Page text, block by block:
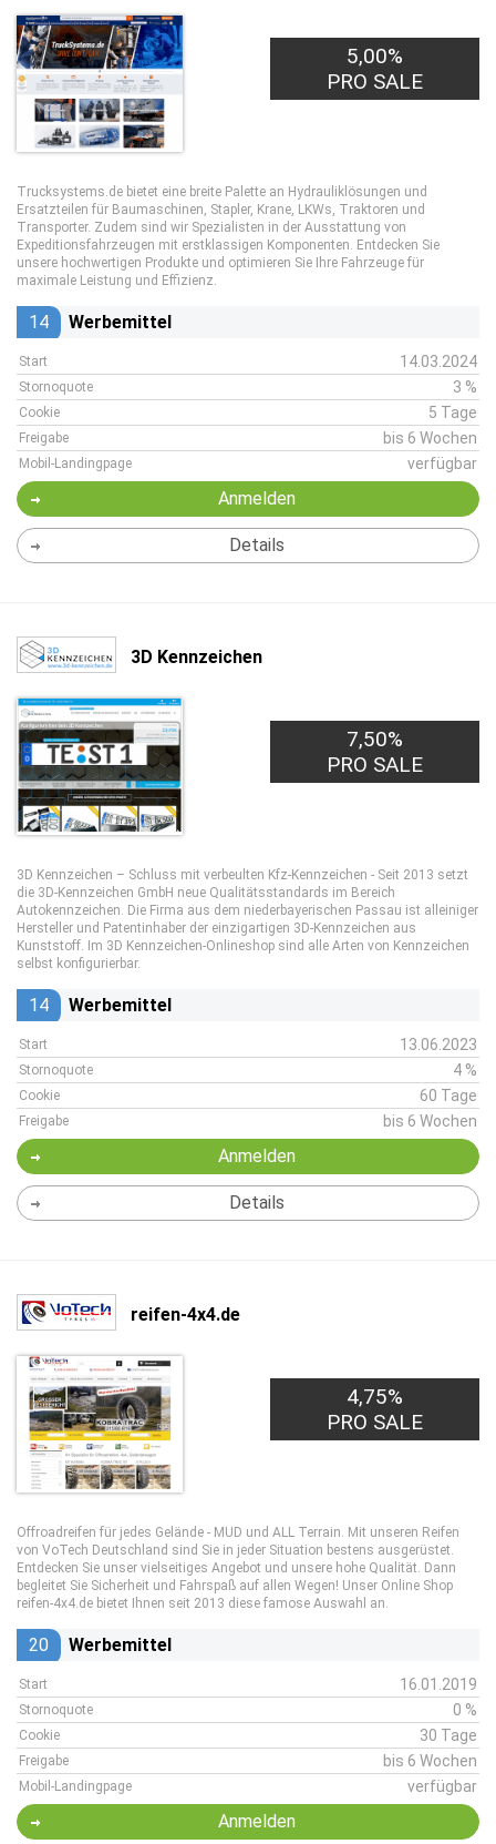
5,00%
PRO SALE
Trucksystems.de bietet eine breite Palette an Hydrauliklösungen und
Ersatzteilen für Baumaschinen, Stapler, Krane, LKWs, Traktoren und
Transporter. Zudem sind wir Spezialisten in der Ausstattung von
Expeditionsfahrzeugen mit erstklassigen Komponenten. Entdecken Sie
unsere hochwertigen Produkte und optimieren Sie Ihre Fahrzeuge für
maximale Leistung und Effizienz.
14 Werbemittel
Start 14.03.2024
Stornoquote 3 %
Cookie 5 Tage
Freigabe bis 6 Wochen
Mobil-Landingpage verfügbar
Anmelden
Details
3D Kennzeichen
7,50%
PRO SALE
3D Kennzeichen – Schluss mit verbeulten Kfz-Kennzeichen - Seit 2013 setzt
die 3D-Kennzeichen GmbH neue Qualitätsstandards im Bereich
Autokennzeichen. Die Firma aus dem niederbayerischen Passau ist alleiniger
Hersteller und Patentinhaber der einzigartigen 3D-Kennzeichen aus
Kunststoff. Im 3D Kennzeichen-Onlineshop sind alle Arten von Kennzeichen
selbst konfigurierbar.
14 Werbemittel
Start 13.06.2023
Stornoquote 4 %
Cookie 60 Tage
Freigabe bis 6 Wochen
Anmelden
Details
reifen-4x4.de
4,75%
PRO SALE
Offroadreifen für jedes Gelände - MUD und ALL Terrain. Mit unseren Reifen
von VoTech Deutschland sind Sie in jeder Situation bestens ausgerüstet.
Entdecken Sie unser vielseitiges Angebot und unsere hohe Qualität. Dann
begleitet Sie Sicherheit und Fahrspaß auf allen Wegen! Unser Online Shop
reifen-4x4.de bietet Ihnen seit 2013 diese famose Auswahl an.
20 Werbemittel
Start 16.01.2019
Stornoquote 0 %
Cookie 30 Tage
Freigabe bis 6 Wochen
Mobil-Landingpage verfügbar
Anmelden